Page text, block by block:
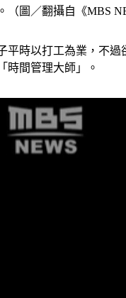
圖／翻攝自《MBS
平時以打工為業，不
時間管理大師」。